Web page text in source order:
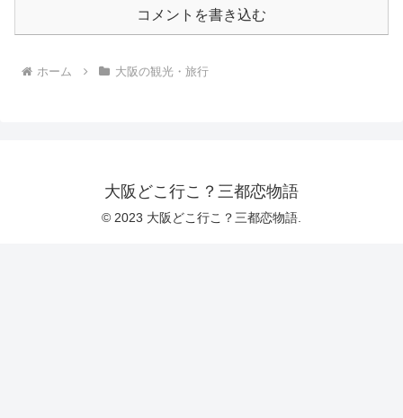
コメントを書き込む
ホーム 大阪の観光・旅行
大阪どこ行こ？三都恋物語
© 2023 大阪どこ行こ？三都恋物語.